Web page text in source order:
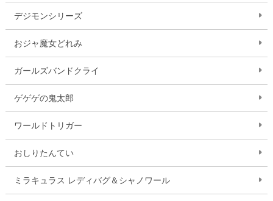
デジモンシリーズ
おジャ魔女どれみ
ガールズバンドクライ
ゲゲゲの鬼太郎
ワールドトリガー
おしりたんてい
ミラキュラス レディバグ＆シャノワール